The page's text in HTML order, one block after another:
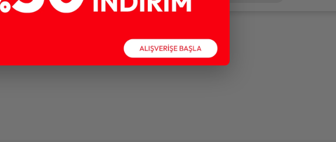
5 Sonraki